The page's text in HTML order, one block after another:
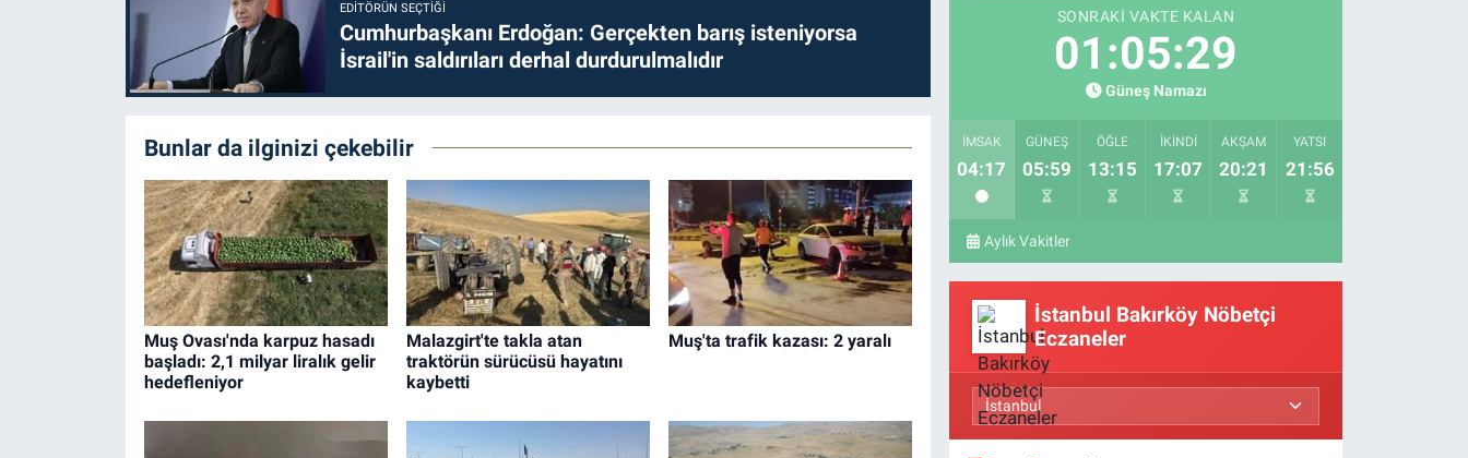
EDITÖRÜN SEÇTIĞI
Cumhurbaşkanı Erdoğan: Gerçekten barış isteniyorsa
İsrail'in saldırıları derhal durdurulmalıdır
Bunlar da ilginizi çekebilir
Muş Ovası'nda karpuz hasadı
başladı: 2,1 milyar liralık gelir
hedefleniyor
Malazgirt'te takla atan
traktörün sürücüsü hayatını
kaybetti
Muş'ta trafik kazası: 2 yaralı
SONRAKI VAKTE KALAN
01:05:28
Güneş Namazı
İMSAK
04:17
GÜNEŞ
05:59
ÖĞLE
13:15
İKINDI
17:07
AKŞAM
20:21
YATSI
21:56
Aylık Vakitler
İstanbul Bakırköy Nöbetçi
Eczaneler